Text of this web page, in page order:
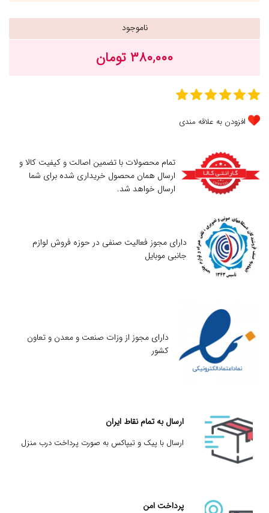
ناموجود
۳۸۰,۰۰۰ تومان
افزودن به علاقه مندی
تمام محصولات با تضمین اصالت و کیفیت کالا و
ارسال همان محصول خریداری شده برای شما
ارسال خواهد شد.
دارای مجوز فعالیت صنفی در حوزه فروش لوازم
جانبی موبایل
دارای مجوز از وزات صنعت و معدن و تعاون
کشور
ارسال به تمام نقاط ایران
ارسال با پیک و تیپاکس به صورت پرداخت درب منزل
پرداخت امن